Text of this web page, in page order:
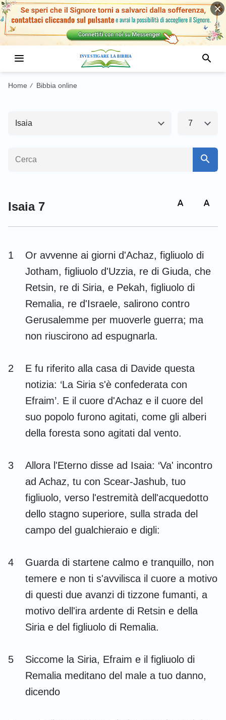
Home / Bibbia online
Isaia
Antico Testamento1 Nuovo Testamento
Genesi
Deuteronomio
Ester Giobbe
Proverbi
Ecclesiaste Cantici
Isaia Geremia
Daniele Osea
Abdia Giona
Michea Nahum
Habacuc Sofonia
Aggeo Zaccaria
Malachia
7
Isaia 7
1
Or avvenne ai giorni d'Achaz, figliuolo di
Jotham, figliuolo d'Uzzia, re di Giuda, che
Retsin, re di Siria, e Pekah, figliuolo di
Remalia, re d'Israele, salirono contro
Gerusalemme per muoverle guerra; ma
non riuscirono ad espugnarla.
2
E fu riferito alla casa di Davide questa
notizia: ‘La Siria s'è confederata con
Efraim’. E il cuore d'Achaz e il cuore del
suo popolo furono agitati, come gli alberi
della foresta sono agitati dal vento.
3
Allora l'Eterno disse ad Isaia: ‘Va' incontro
ad Achaz, tu con Scear-Jashub, tuo
figliuolo, verso l'estremità dell'acquedotto
dello stagno superiore, sulla strada del
campo del gualchieraio e digli:
4
Guarda di startene calmo e tranquillo, non
temere e non ti s'avvilisca il cuore a motivo
di questi due avanzi di tizzone fumanti, a
motivo dell'ira ardente di Retsin e della
Siria e del figliuolo di Remalia.
5
Siccome la Siria, Efraim e il figliuolo di
Remalia meditano del male a tuo danno,
dicendo